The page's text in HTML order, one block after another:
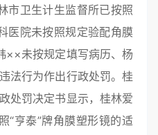
卫生计生监督所已按照
医院未按照规定验配角膜
××未按规定填写病历、杨
法行为作出行政处罚。桂
处罚决定书显示，桂林爱
“亨泰”牌角膜塑形镜的适